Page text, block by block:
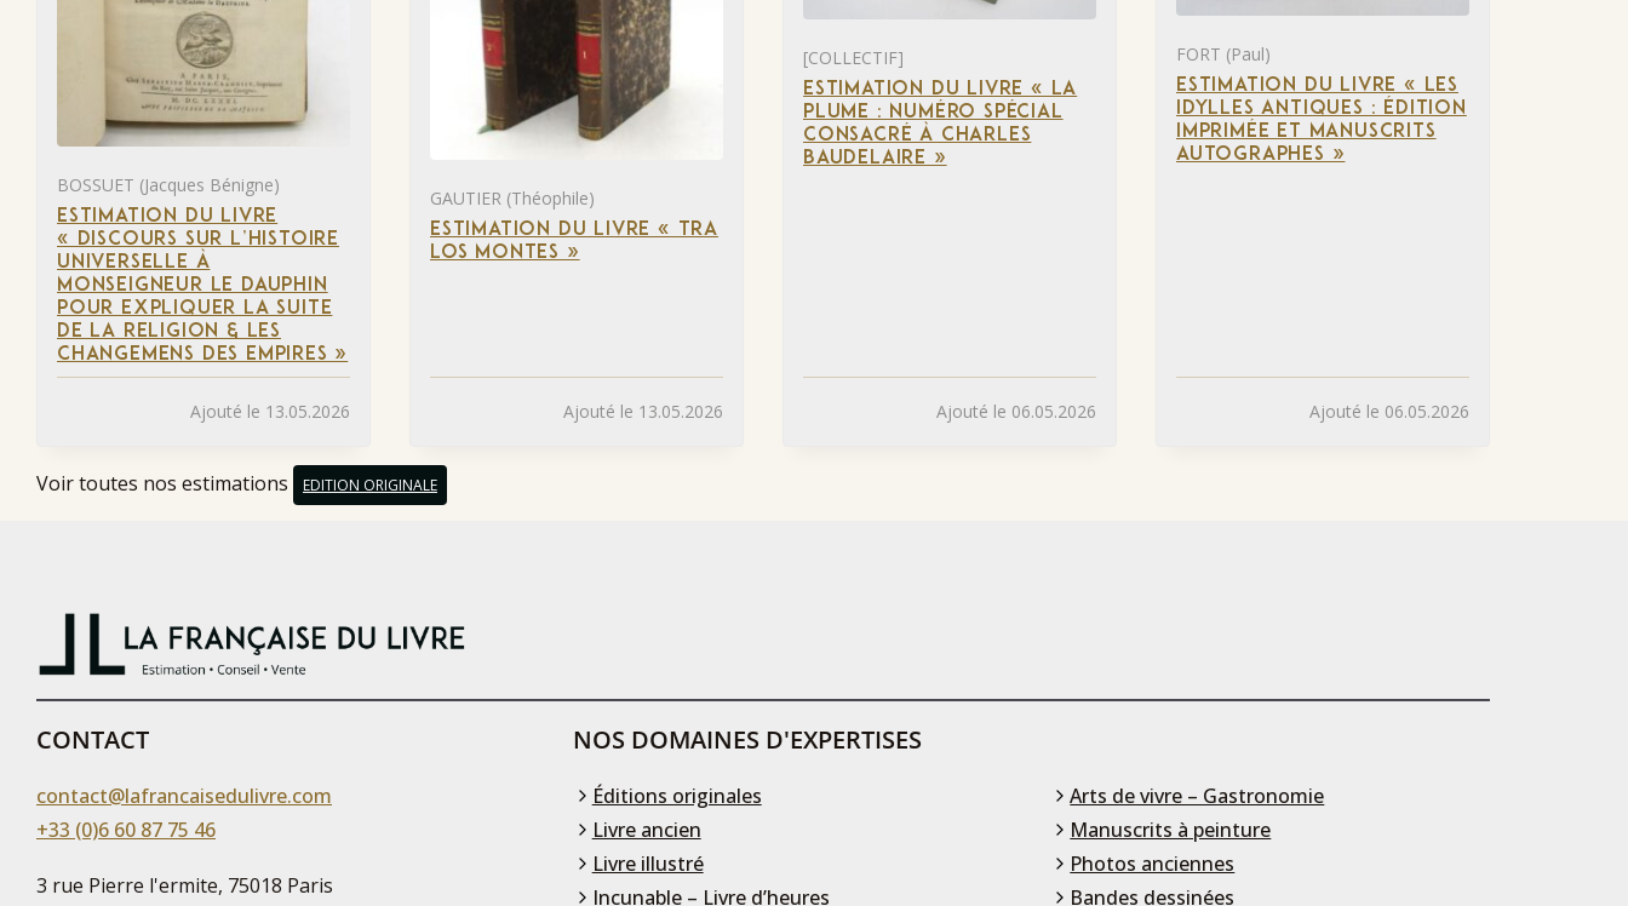
BOSSUET (Jacques Bénigne)
ESTIMATION DU LIVRE
« DISCOURS SUR L’HISTOIRE
UNIVERSELLE À
MONSEIGNEUR LE DAUPHIN
POUR EXPLIQUER LA SUITE
DE LA RELIGION & LES
CHANGEMENS DES EMPIRES »
Ajouté le 13.05.2026
GAUTIER (Théophile)
ESTIMATION DU LIVRE « TRA
LOS MONTES »
Ajouté le 13.05.2026
[COLLECTIF]
ESTIMATION DU LIVRE « LA
PLUME : NUMÉRO SPÉCIAL
CONSACRÉ À CHARLES
BAUDELAIRE »
Ajouté le 06.05.2026
FORT (Paul)
ESTIMATION DU LIVRE « LES
IDYLLES ANTIQUES : ÉDITION
IMPRIMÉE ET MANUSCRITS
AUTOGRAPHES »
Ajouté le 06.05.2026
Voir toutes nos estimations EDITION ORIGINALE
CONTACT
contact@lafrancaisedulivre.com
+33 (0)6 60 87 75 46
3 rue Pierre l'ermite, 75018 Paris
NOS DOMAINES D'EXPERTISES
Éditions originales
Livre ancien
Livre illustré
Incunable – Livre d’heures
Arts de vivre – Gastronomie
Manuscrits à peinture
Photos anciennes
Bandes dessinées